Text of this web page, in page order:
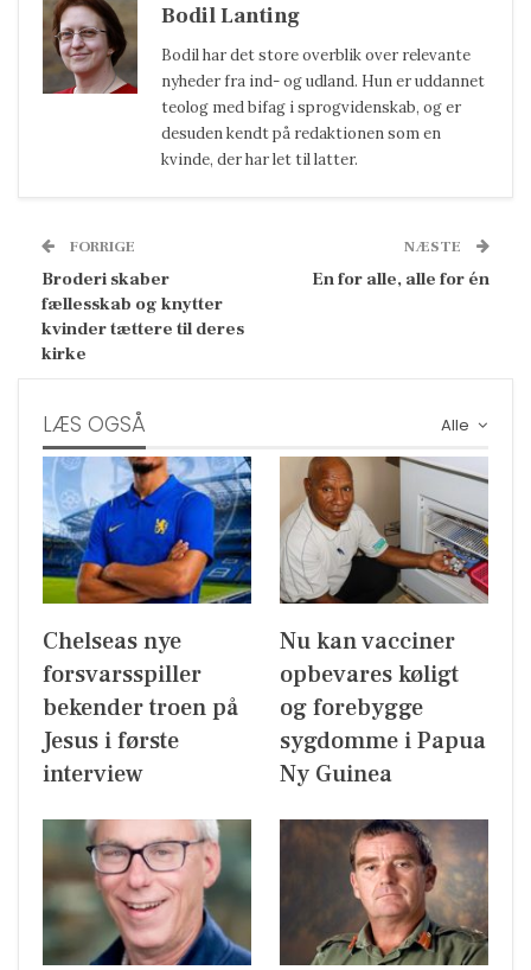
Bodil Lanting
Bodil har det store overblik over relevante
nyheder fra ind- og udland. Hun er uddannet
teolog med bifag i sprogvidenskab, og er
desuden kendt på redaktionen som en
kvinde, der har let til latter.
FORRIGE
Broderi skaber
fællesskab og knytter
kvinder tættere til deres
kirke
NÆSTE
En for alle, alle for én
Alle
LÆS OGSÅ
Chelseas nye
forsvarsspiller
bekender troen på
Jesus i første
interview
Nu kan vacciner
opbevares køligt
og forebygge
sygdomme i Papua
Ny Guinea